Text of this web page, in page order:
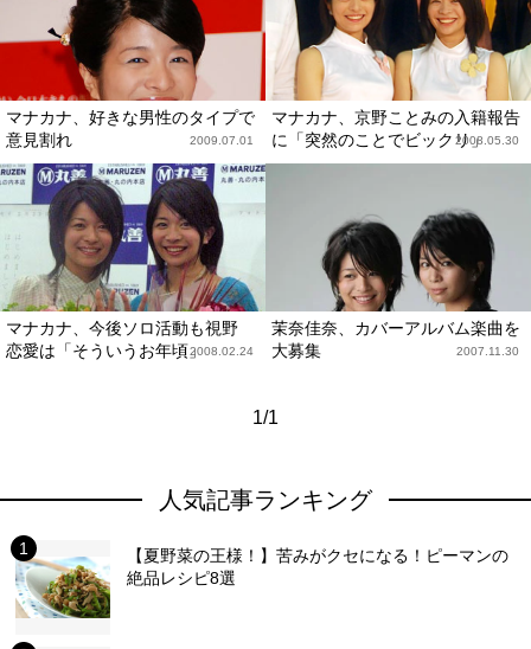
マナカナ、好きな男性のタイプで
意見割れ
2009.07.01
マナカナ、京野ことみの入籍報告
に「突然のことでビックリ」2008.05.30
マナカナ、今後ソロ活動も視野
恋愛は「そういうお年頃」2008.02.24
茉奈佳奈、カバーアルバム楽曲を
大募集
2007.11.30
1/1
人気記事ランキング
【夏野菜の王様！】苦みがクセになる！ピーマンの
絶品レシピ8選